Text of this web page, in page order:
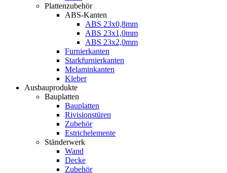
Plattenzubehör
ABS-Kanten
ABS 23x0,8mm
ABS 23x1,0mm
ABS 23x2,0mm
Furnierkanten
Starkfurnierkanten
Melaminkanten
Kleber
Ausbauprodukte
Bauplatten
Bauplatten
Rivisionstüren
Zubehör
Estrichelemente
Ständerwerk
Wand
Decke
Zubehör